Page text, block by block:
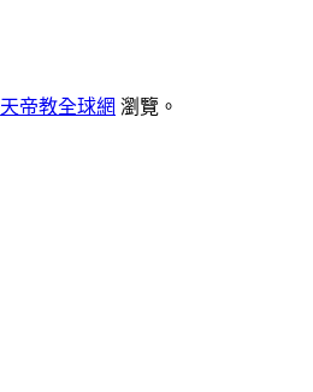
天帝教全球網 瀏覽。